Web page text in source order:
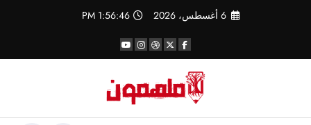
6 أغسطس، 2026 1:56:47 PM